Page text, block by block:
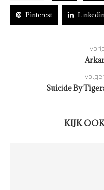
Pinterest Linkedin
Suicide By
KIJK